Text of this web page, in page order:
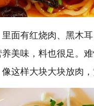
面有红烧肉、黑木
美味，料也很足。
这样大块大块放肉，